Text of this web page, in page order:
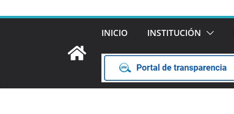
INICIO INSTITUCIÓN